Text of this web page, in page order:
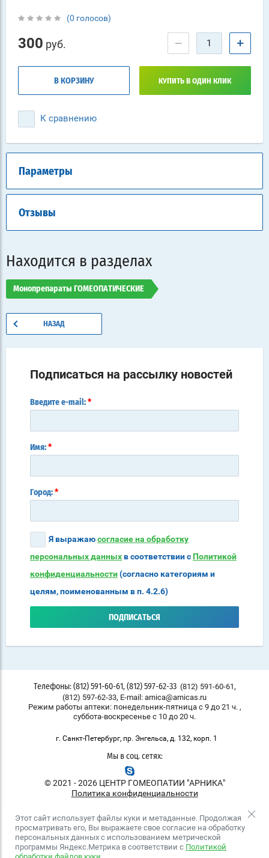
(0 голосов)
300 руб. − +
В КОРЗИНУ КУПИТЬ В ОДИН КЛИК
К сравнению
Параметры
Отзывы
Находится в разделах
Монопрепараты ГОМЕОПАТИЧЕСКИЕ
НАЗАД
Подписаться на рассылку новостей
Введите e-mail: *
Имя: *
Город: *
Я выражаюсогласие на обработку
персональных данныхв соответствии с Политикой
конфиденциальности(согласно категориям и
целям, поименованным в п. 4.2.6)
ПОДПИСАТЬСЯ
Телефоны: (812) 591-60-61, (812) 597-62-33 (812) 591-60-61,
(812) 597-62-33, E-mail: arnica@arnicas.ru
Режим работы аптеки: понедельник-пятница с 9 до 21 ч. ,
суббота-воскресенье с 10 до 20 ч.
г. Санкт-Петербург, пр. Энгельса, д. 132, корп. 1
Мы в соц. сетях:
© 2021 - 2026 ЦЕНТР ГОМЕОПАТИИ "АРНИКА"
Политика конфиденциальности
Этот сайт использует файлы куки и метаданные. Продолжая
просматривать его, Вы выражаете свое согласие на обработку
персональных данных с использованием метрической
программы Яндекс.Метрика в соответствии с Политикой